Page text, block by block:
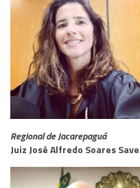
Regional de Jacarepaguá
Juiz José Alfredo Soares